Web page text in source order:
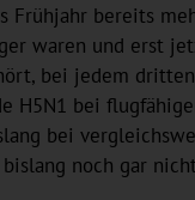
bereits
waren und erst
bei jedem
H5N1 bei
bei
noch gar